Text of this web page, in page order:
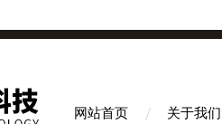
网站首页 关于我们